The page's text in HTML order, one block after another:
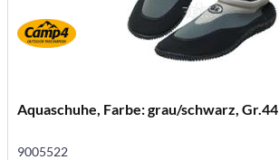
Aquaschuhe, Farbe: grau/schwarz, Gr.44
9005522